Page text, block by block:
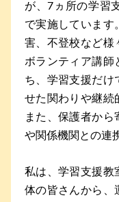
が、7ヵ所の学習
で実施しています
害、不登校など様
ボランティア講師
ち、学習支援だけ
せた関わりや継続
また、保護者から
や関係機関との連
私は、学習支援教
体の皆さんから、